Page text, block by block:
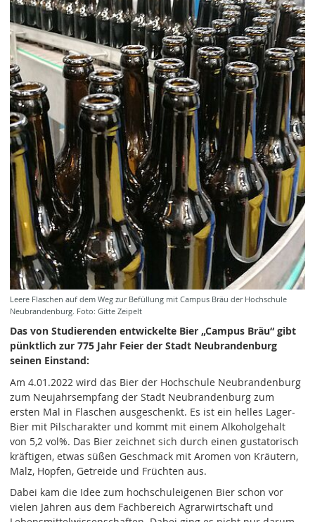
Leere Flaschen auf dem Weg zur Befüllung mit Campus Bräu der Hochschule
Neubrandenburg. Foto: Gitte Zeipelt
Das von Studierenden entwickelte Bier „Campus Bräu“ gibt
pünktlich zur 775 Jahr Feier der Stadt Neubrandenburg
seinen Einstand:
Am 4.01.2022 wird das Bier der Hochschule Neubrandenburg
zum Neujahrsempfang der Stadt Neubrandenburg zum
ersten Mal in Flaschen ausgeschenkt. Es ist ein helles Lager-
Bier mit Pilscharakter und kommt mit einem Alkoholgehalt
von 5,2 vol%. Das Bier zeichnet sich durch einen gustatorisch
kräftigen, etwas süßen Geschmack mit Aromen von Kräutern,
Malz, Hopfen, Getreide und Früchten aus.
Dabei kam die Idee zum hochschuleigenen Bier schon vor
vielen Jahren aus dem Fachbereich Agrarwirtschaft und